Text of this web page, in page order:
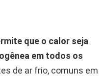
que o calor seja
em todos os
de ar frio, comuns em